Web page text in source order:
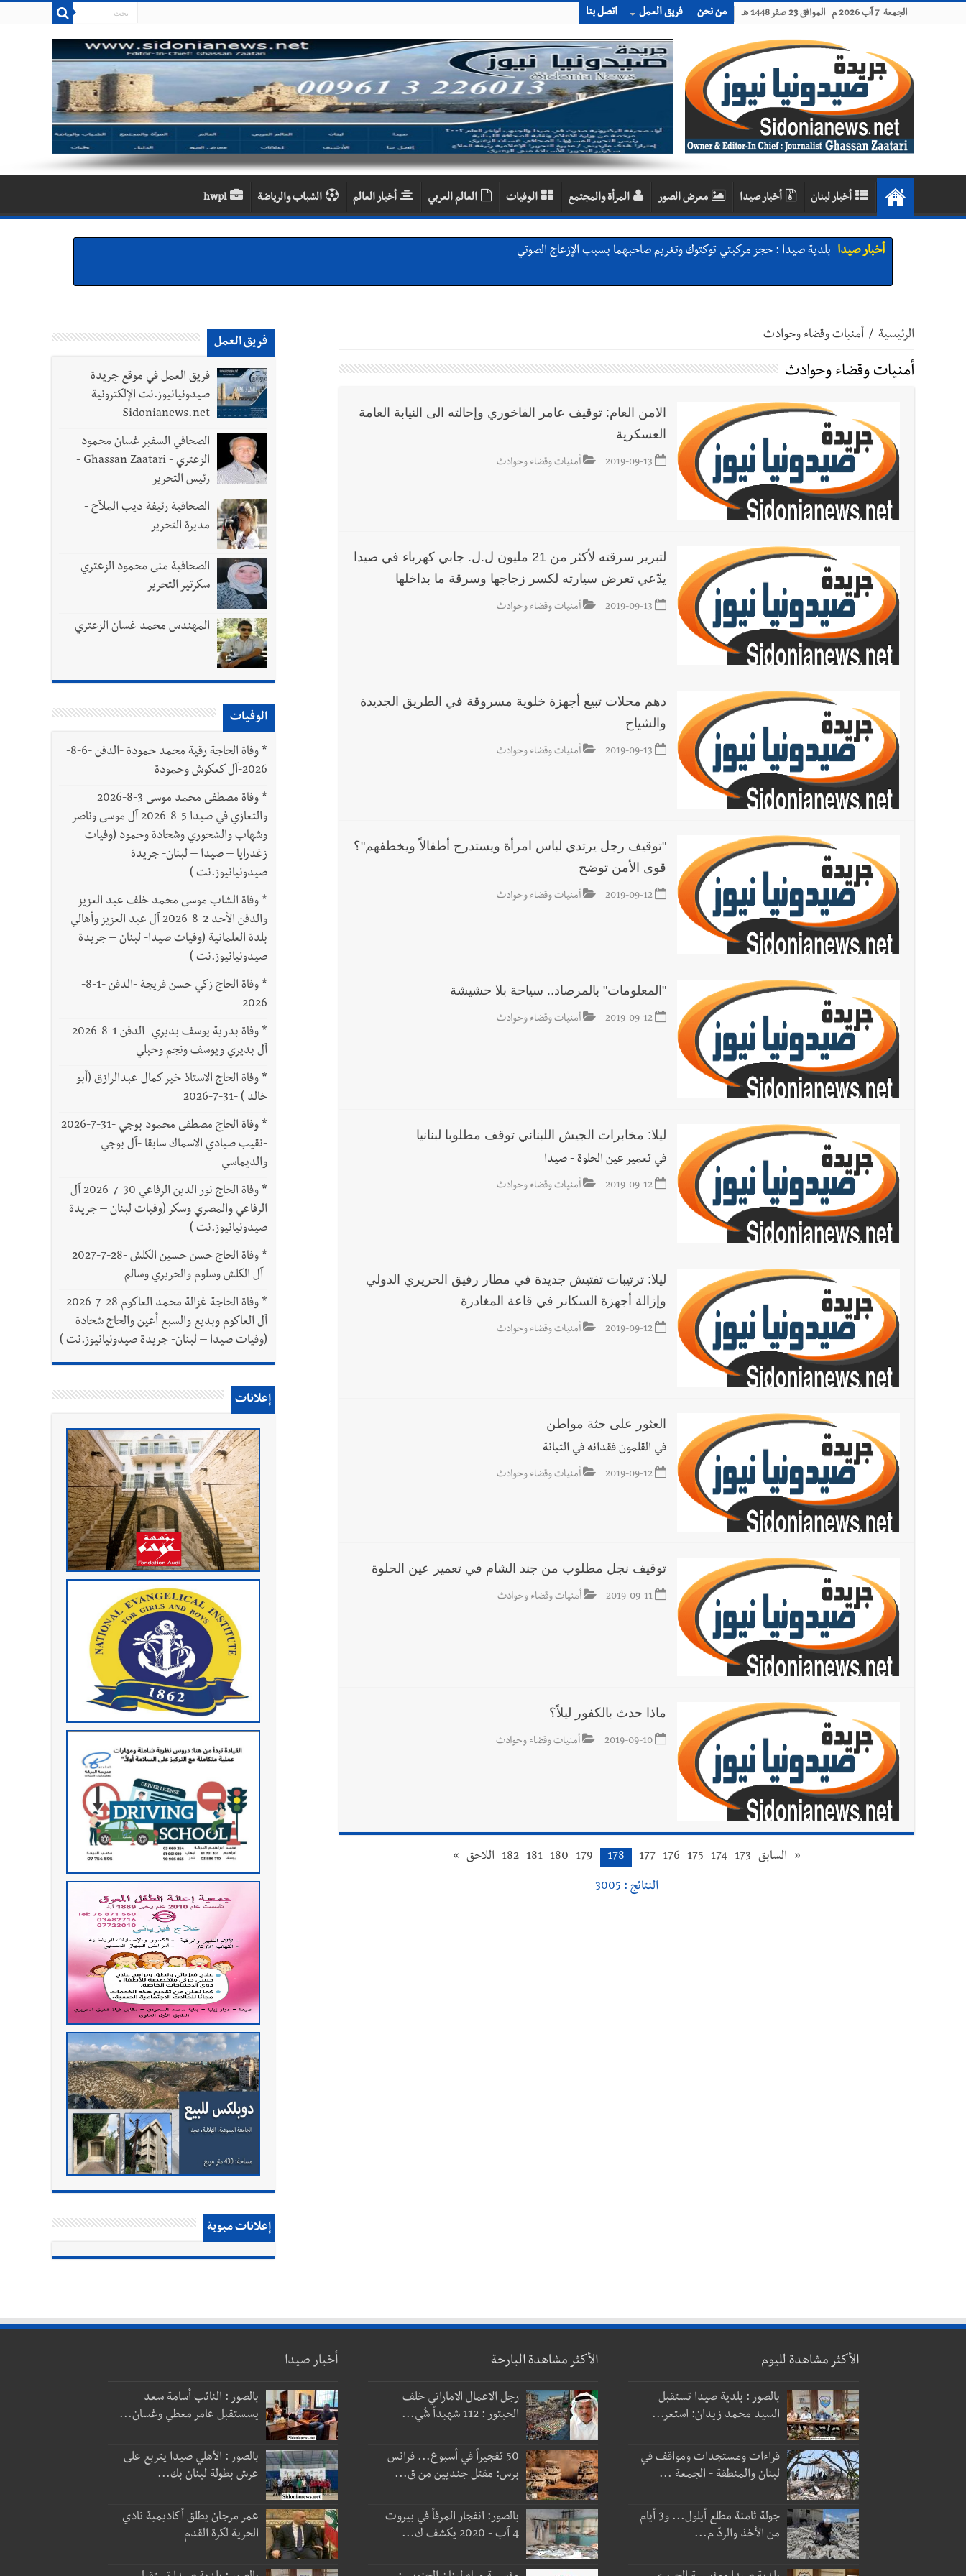
الجمعة 7 آب 2026 م الموافق 23 صفر 1448 هـ من نحن فريق العمل اتصل بنا
أخبار لبنان أخبار صيدا معرض الصور المرأة والمجتمع الوفيات العالم العربي أخبار العالم الشباب والرياضة hwpl
أخبار صيدا بلدية صيدا : حجز مركبتي توكتوك وتغريم صاحبهما بسبب الإزعاج الصوتي
أخبار صيدا عمر مرجان يطلق أكاديمية نادي الحرية لكرة القدم
أخبار لبنان قائد الجيش اللبناني العماد رودولف هيكل استقبل النائب أكرم شهيب الذي شدد على ضرورة التفاف جميع اللبنانيين حول الجيش في هذه المرحلة الدقيقة
أخبار لبنان بهية الحريري تقدم بإسم الرئيس سعد الحريري التعازي بوفاة الراحل ميشال معلولي
أخبار لبنان الجيش اللبناني : إصابة أحد العسكريين بجروح طفيفة نتيجة استهداف إسرائيلي معادٍ لجرافة للجيش في بلدة المنصوري - صور
مسيّرة أسرائيلية القت قنبلة صوتية باتجاه جرافة للجيش اللبناني خلال عملها في المنصوري ومعلومات أولية عن اصابة أحد العسكريين
العالم العربي
رجل الاعمال الاماراتي خلف الحبتور : 112 شهيداً شُيّعوا في ‫غزة‬ بعد أن بقوا تحت الأنقاض منذ عام 2023: أيُعقل أن يبقى الشعب الفلسطيني يعيش كل هذا الألم؟ وإلى متى
تستمر هذه المعاناة التي تمزق القلوب والضمائر؟
الرئيسية / أمنيات وقضاء وحوادث
أمنيات وقضاء وحوادث
الامن العام: توقيف عامر الفاخوري وإحالته الى النيابة العامة
العسكرية
2019-09-13 أمنيات وقضاء وحوادث
لتبرير سرقته لأكثر من 21 مليون ل.ل. جابي كهرباء في صيدا
يدّعي تعرض سيارته لكسر زجاجها وسرقة ما بداخلها
2019-09-13 أمنيات وقضاء وحوادث
دهم محلات تبيع أجهزة خلوية مسروقة في الطريق الجديدة
والشياح
2019-09-13 أمنيات وقضاء وحوادث
"توقيف رجل يرتدي لباس امرأة ويستدرج أطفالاً ويخطفهم"؟
قوى الأمن توضح
2019-09-12 أمنيات وقضاء وحوادث
"المعلومات" بالمرصاد.. سياحة بلا حشيشة
2019-09-12 أمنيات وقضاء وحوادث
ليلا: مخابرات الجيش اللبناني توقف مطلوبا لبنانيا
في تعمير عين الحلوة - صيدا
2019-09-12 أمنيات وقضاء وحوادث
ليلا: ترتيبات تفتيش جديدة في مطار رفيق الحريري الدولي
وإزالة أجهزة السكانر في قاعة المغادرة
2019-09-12 أمنيات وقضاء وحوادث
العثور على جثة مواطن
في القلمون فقدانه في التبانة
2019-09-12 أمنيات وقضاء وحوادث
توقيف نجل مطلوب من جند الشام في تعمير عين الحلوة
2019-09-11 أمنيات وقضاء وحوادث
ماذا حدث بالكفور ليلاً؟
2019-09-10 أمنيات وقضاء وحوادث
« السابق 173
174
175
176
177
178
179
180
181
182 اللاحق »
النتائج : 3005
فريق العمل
فريق العمل في موقع جريدة
صيدونيانيوز.نت الإلكترونية
Sidonianews.net
الصحافي السفير غسان محمود
الزعتري - Ghassan Zaatari -
رئيس التحرير
الصحافية رئيفة ديب الملاّح -
مديرة التحرير
الصحافية منى محمود الزعتري -
سكرتير التحرير
المهندس محمد غسان الزعتري
الوفيات
*
وفاة الحاجة رقية محمد حمودة -الدفن -6-8-
2026-آل كعكوش وحمودة
*
وفاة مصطفى محمد موسى 3-8-2026
والتعازي في صيدا 5-8-2026 آل موسى وناصر
وشهاب والشحوري وشحادة وحمود (وفيات
زغدرايا – صيدا – لبنان- جريدة
صيدونيانيوز.نت )
* وفاة الشاب موسى محمد خلف عبد العزيز
والدفن الأحد 2-8-2026 آل عبد العزيز وأهالي
بلدة العلمانية (وفيات صيدا- لبنان – جريدة
صيدونيانيوز.نت )
*
وفاة الحاج زكي حسن فريجة -الدفن -1-8-
2026
*
وفاة بدرية يوسف بديري -الدفن 1-8-2026 -
آل بديري ويوسف ونجم وحبلي
* وفاة الحاج الاستاذ خير كمال عبدالرازق (أبو
خالد ) -31-7-2026
*
وفاة الحاج مصطفى محمود بوجي -31-7-2026
-نقيب صيادي الاسماك سابقا -آل بوجي
والديماسي
*
وفاة الحاج نور الدين الرفاعي 30-7-2026 آل
الرفاعي والمصري وسكر (وفيات لبنان – جريدة
صيدونيانيوز.نت )
*
وفاة الحاج حسن حسين الكلش -28-7-2027
-آل الكلش وسلوم والحريري وسالم
*
وفاة الحاجة غزالة محمد العاكوم 28-7-2026
آل العاكوم وبديع والسبع أعين والحاج شحادة
(وفيات صيدا – لبنان- جريدة صيدونيانيوز.نت )
إعلانات
إعلانات مبوبة
الأكثر مشاهدة لليوم
بالصور : بلدية صيدا تستقبل
السيد محمد زيدان: استعر...
قراءات ومستجدات ومواقف في
لبنان والمنطقة - الجمعة ...
جولة ثامنة مطلع أيلول... و3 أيام
من الأخذ والردّ م...
الأكثر مشاهدة البارحة
رجل الاعمال الاماراتي خلف
الحبتور : 112 شهيداً شُي...
50 تفجيراً في أسبوع... فرانس
برس: مقتل جنديين من ق...
بالصور: انفجار المرفأ في بيروت
4 آب - 2020 يكشف ك...
أخبار صيدا
بالصور : النائب أسامة سعد
يسستقبل عامر معطي وغسان...
بالصور : الأهلي صيدا يتربع على
عرش بطولة لبنان بك...
عمر مرجان يطلق أكاديمية نادي
الحرية لكرة القدم